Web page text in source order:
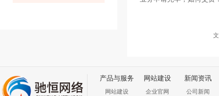
产品与服务
网站建设
网站建设
企业官网
新闻资讯
公司新闻